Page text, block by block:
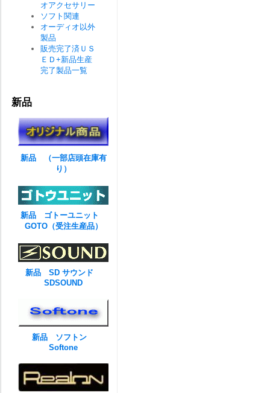
オアクセサリー
ソフト関連
オーディオ以外
製品
販売完了済ＵＳ
ＥＤ+新品生産
完了製品一覧
新品
新品 （一部店頭在庫有
り）
新品 ゴトーユニット
GOTO（受注生産品）
新品 SD サウンド
SDSOUND
新品 ソフトン
Softone